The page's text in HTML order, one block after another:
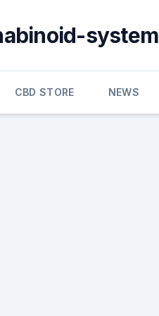
system
CBD STORE NEWS